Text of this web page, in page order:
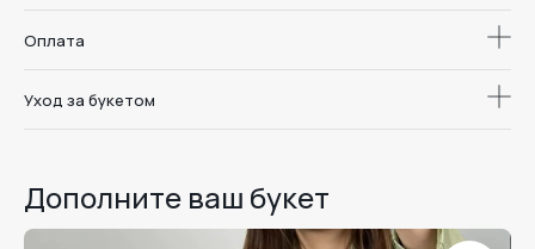
Оплата
Уход за букетом
Дополните ваш букет